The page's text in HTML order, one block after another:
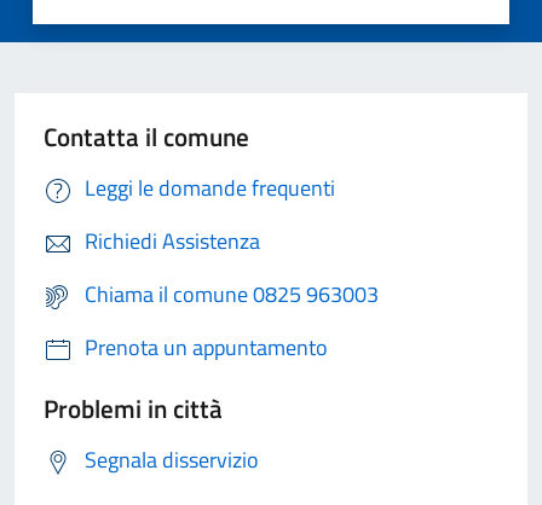
Contatta il comune
Leggi le domande frequenti
Richiedi Assistenza
Chiama il comune 0825 963003
Prenota un appuntamento
Problemi in città
Segnala disservizio